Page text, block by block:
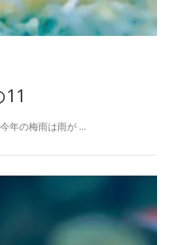
年の梅雨は雨が …